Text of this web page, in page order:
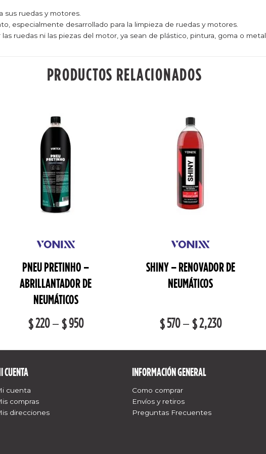
sus ruedas y motores.
especialmente desarrollado para la limpieza de ruedas y motores.
ruedas ni las piezas del motor, ya sean de plástico, pintura, goma o metal.
PRODUCTOS RELACIONADOS
PNEU PRETINHO –
ABRILLANTADOR DE
NEUMÁTICOS
$220– $950
SHINY – RENOVADOR DE
NEUMÁTICOS
$ 570– $2,230
CUENTA
cuenta
compras
direcciones
INFORMACIÓN GENERAL
Como comprar
Envíos y retiros
Preguntas Frecuentes